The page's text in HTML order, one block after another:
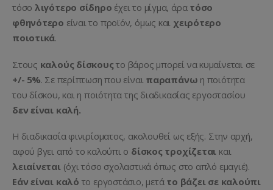
τόσο λιγότερο σίδηρο έχει το μίγμα, άρα τόσο
φθηνότερο είναι το προϊόν, όμως και χειρότερο
ποιοτικά.
Στους καλούς δίσκους το βάρος μπορεί να κυμαίνεται σε
+/- 5%. Σε περίπτωση που είναι παραπάνω η ποιότητα
του δίσκου, και η ποιότητα της διαδικασίας εργοστασίου
δεν είναι καλή.
Η διαδικασία φινιρίσματος, ακολουθεί ως εξής. Στην αρχή,
αφού βγει από το καλούπι ο δίσκος τροχίζεται και
λειαίνεται (όχι τόσο σχολαστικά όπως στο απλό εμαγιέ).
Εάν είναι καλό το εργοστάσιο, μετάτο βάζει σε καλούπι